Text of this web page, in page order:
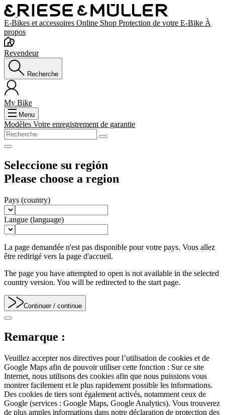
E-Bikes et accessoires Online Shop Protection de votre E-Bike À
propos
Revendeur
Recherche
My Bike
Menu
Modèles Votre enregistrement de garantie
Seleccione su región
Please choose a region
Pays (country)
Langue (language)
La page demandée n'est pas disponible pour votre pays. Vous allez
être redirigé vers la page d'accueil.
The page you have attempted to open is not available in the selected
country version. You will be redirected to the start page.
Continuer / continue
Remarque :
Veuillez accepter nos directives pour l’utilisation de cookies et de
Google Maps afin de pouvoir utiliser cette fonction : Sur ce site
Internet, nous utilisons des cookies afin que nous puissions vous
montrer facilement et le plus rapidement possible les informations.
Des cookies de tiers sont également activés, notamment ceux de
Google (services : Google Maps, Google Analytics). Vous trouverez
de plus amples informations dans notre déclaration de protection des